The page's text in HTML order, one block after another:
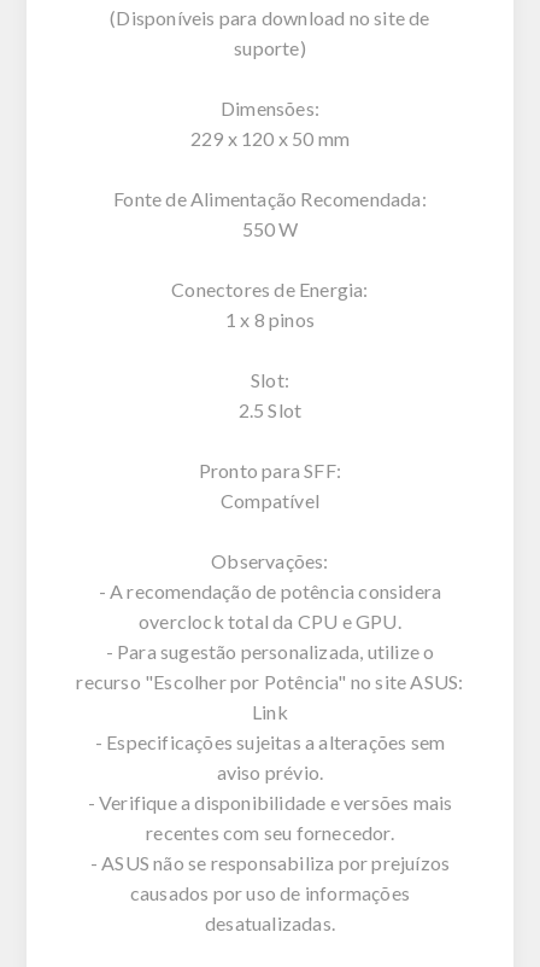
(Disponíveis para download no site de
suporte)
Dimensões:
229 x 120 x 50 mm
Fonte de Alimentação Recomendada:
550 W
Conectores de Energia:
1 x 8 pinos
Slot:
2.5 Slot
Pronto para SFF:
Compatível
Observações:
- A recomendação de potência considera
overclock total da CPU e GPU.
- Para sugestão personalizada, utilize o
recurso "Escolher por Potência" no site ASUS:
Link
- Especificações sujeitas a alterações sem
aviso prévio.
- Verifique a disponibilidade e versões mais
recentes com seu fornecedor.
- ASUS não se responsabiliza por prejuízos
causados por uso de informações
desatualizadas.